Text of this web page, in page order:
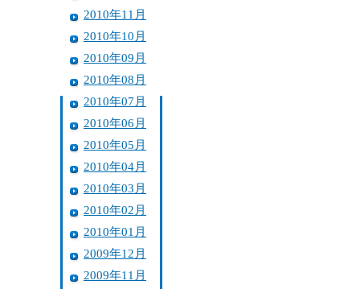
2010年11月
2010年10月
2010年09月
2010年08月
2010年07月
2010年06月
2010年05月
2010年04月
2010年03月
2010年02月
2010年01月
2009年12月
2009年11月